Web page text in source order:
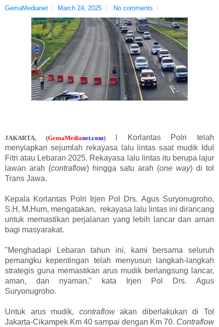
GemaMedianet March 24, 2025 No comments
JAKARTA, (GemaMedianet.com) l
Korlantas Polri telah
menyiapkan sejumlah rekayasa lalu lintas saat mudik Idul
Fitri atau Lebaran 2025. Rekayasa lalu lintas itu berupa lajur
lawan arah (contraflow) hingga satu arah (one way) di tol
Trans Jawa.
Kepala Korlantas Polri Irjen Pol Drs. Agus Suryonugroho,
S.H, M.Hum, mengatakan, rekayasa lalu lintas ini dirancang
untuk memastikan perjalanan yang lebih lancar dan aman
bagi masyarakat.
"Menghadapi Lebaran tahun ini, kami bersama seluruh
pemangku kepentingan telah menyusun langkah-langkah
strategis guna memastikan arus mudik berlangsung lancar,
aman, dan nyaman," kata Irjen Pol Drs. Agus
Suryonugroho.
Untuk arus mudik, contraflowakan diberlakukan di Tol
Jakarta-Cikampek Km 40 sampai dengan Km 70. Contraflow